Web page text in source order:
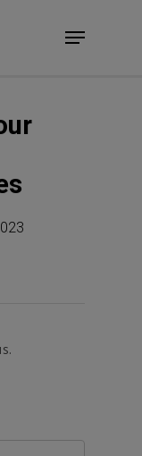
Menu